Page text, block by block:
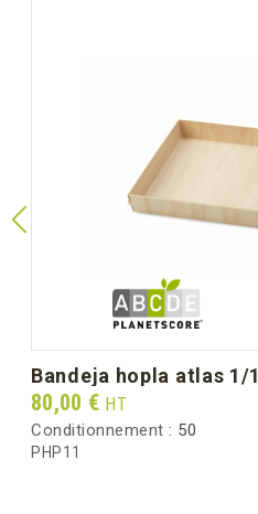
bandeja hopla atlas 1/1
Prix
80,00 € HT
Conditionnement : 50
PHP11